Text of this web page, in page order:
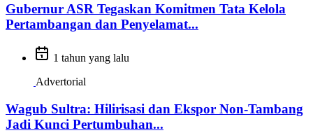
Gubernur ASR Tegaskan Komitmen Tata Kelola
Pertambangan dan Penyelamat...
1 tahun yang lalu
Advertorial
Wagub Sultra: Hilirisasi dan Ekspor Non-Tambang
Jadi Kunci Pertumbuhan...